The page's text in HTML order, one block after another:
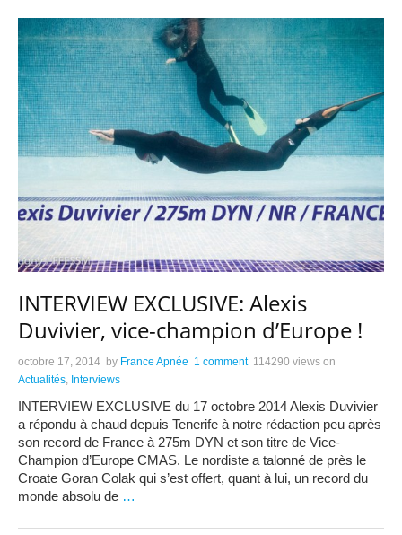
INTERVIEW EXCLUSIVE: Alexis
Duvivier, vice-champion d’Europe !
octobre 17, 2014 by France Apnée 1 comment 114290 views on
Actualités Interviews
INTERVIEW EXCLUSIVE du 17 octobre 2014 Alexis Duvivier
a répondu à chaud depuis Tenerife à notre rédaction peu après
son record de France à 275m DYN et son titre de Vice-
Champion d’Europe CMAS. Le nordiste a talonné de près le
Croate Goran Colak qui s’est offert, quant à lui, un record du
monde absolu de …